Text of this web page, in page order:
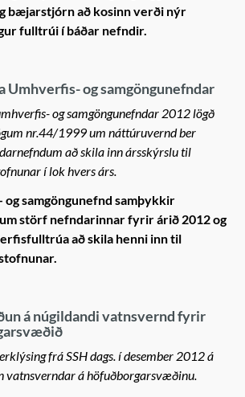
bæjarstjórn að kosinn verði nýr
fulltrúi í báðar nefndir.
Umhverfis- og samgöngunefndar
og samgöngunefndar 2012 lögð
nr.44/1999 um náttúruvernd ber
að skila inn ársskýrslu til
í lok hvers árs.
samgöngunefnd samþykkir
störf nefndarinnar fyrir árið 2012 og
að skila henni inn til
á núgildandi vatnsvernd fyrir
frá SSH dags. í desember 2012 á
vatnsverndar á höfuðborgarsvæðinu.